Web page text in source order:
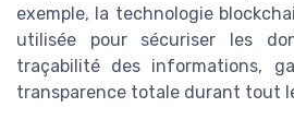
exemple, la technologie
utilisée pour sécuriser les
traçabilité des informations,
transparence totale durant tout